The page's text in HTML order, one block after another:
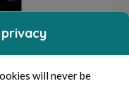
will never be